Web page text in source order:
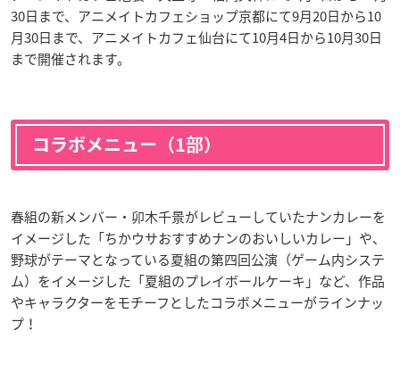
30日まで、アニメイトカフェショップ京都にて9月20日から10
月30日まで、アニメイトカフェ仙台にて10月4日から10月30日
まで開催されます。
コラボメニュー（1部）
春組の新メンバー・卯木千景がレビューしていたナンカレーを
イメージした「ちかウサおすすめナンのおいしいカレー」や、
野球がテーマとなっている夏組の第四回公演（ゲーム内システ
ム）をイメージした「夏組のプレイボールケーキ」など、作品
やキャラクターをモチーフとしたコラボメニューがラインナッ
プ！